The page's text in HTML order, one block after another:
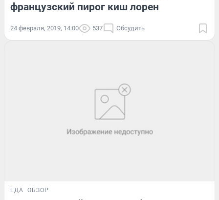
французский пирог киш лорен
24 февраля, 2019, 14:00 537 Обсудить
ЕДА ОБЗОР